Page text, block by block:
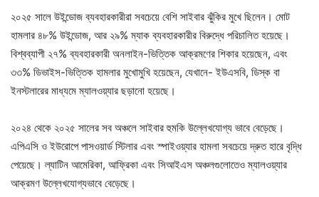
২০২৫ সালে উইন্ডোজ ব্যবহারকারীরা সবচেয়ে বেশি সাইবার ঝুঁকির মুখে ছিলেন। মোট
হামলার ৪৮% উইন্ডোজ, আর ২৯% ম্যাক ব্যবহারকারীর বিরুদ্ধে পরিচালিত হয়েছে।
বিশ্বব্যাপী ২৭% ব্যবহারকারী অনলাইন-ভিত্তিক আক্রমণের শিকার হয়েছেন, এবং
৩৩% ডিভাইস-ভিত্তিক হামলার মুখোমুখি হয়েছেন, যেখানে- ইউএসবি, ডিস্ক বা
ইনস্টলারের মাধ্যমে ম্যালওয়্যার ছড়ানো হয়েছে।
২০২৪ থেকে ২০২৫ সালের সব অঞ্চলে সাইবার হুমকি উল্লেখযোগ্য ভাবে বেড়েছে।
এপিএসি ও ইউরোপে পাসওয়ার্ড স্টিলার এবং স্পাইওয়্যার হামলা সবচেয়ে দ্রুত হারে বৃদ্ধি
পেয়েছে। ল্যাটিন আমেরিকা, আফ্রিকা এবং সিআইএস অঞ্চলগুলোতেও ম্যালওয়্যার
আক্রমণ উল্লেখযোগ্যভাবে বেড়েছে।